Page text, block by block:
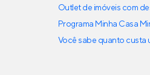
Outlet de imóveis com
Programa Minha Casa
Você sabe quanto custa